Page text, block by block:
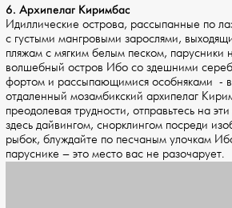
6. Архипелаг Киримбас
Идиллические острова, рассыпанные по
с густыми мангровыми зарослями,
пляжам с мягким белым песком, парусники
волшебный остров Ибо со здешними
фортом и рассыпающимися особняками -
отдаленный мозамбикский архипелаг
преодолевая трудности, отправьтесь на
здесь дайвингом, снорклингом посреди
рыбок, блуждайте по песчаным улочкам
паруснике – это место вас не разочарует.